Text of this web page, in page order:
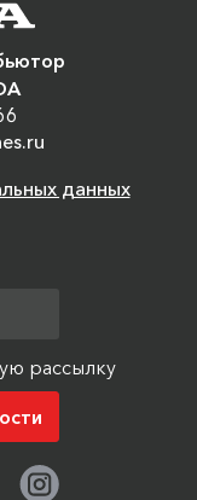
данных
рассылку